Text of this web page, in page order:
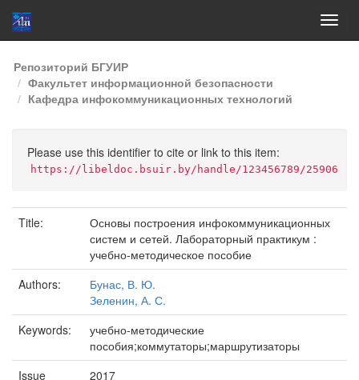
Skip
navigation
Репозиторий БГУИР
Факультет информационной безопасности
Кафедра инфокоммуникационных технологий
Please use this identifier to cite or link to this item:
https://libeldoc.bsuir.by/handle/123456789/25906
Title:
Основы построения инфокоммуникационных
систем и сетей. Лабораторный практикум :
учебно-методическое пособие
Authors:
Бунас, В. Ю.
Зеленин, А. С.
Keywords:
учебно-методические
пособия;коммутаторы;маршрутизаторы
Issue
2017